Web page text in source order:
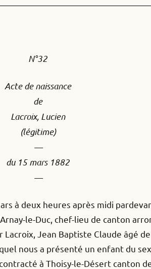
N°32
Acte de naissance
de
Lacroix, Lucien
(légitime)
—
du 15 mars 1882
—
à deux heures après midi
le-Duc, chef-lieu de canton
Jean Baptiste Claude âgé
nous a présenté un enfant du
à Thoisy-le-Désert canton